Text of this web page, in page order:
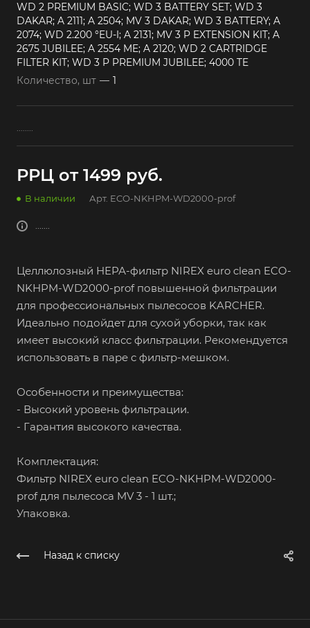
WD 2 PREMIUM BASIC; WD 3 BATTERY SET; WD 3
DAKAR; A 2111; A 2504; MV 3 DAKAR; WD 3 BATTERY; A
2074; WD 2.200 °EU-I; A 2131; MV 3 P EXTENSION KIT; A
2675 JUBILEE; A 2554 ME; A 2120; WD 2 CARTRIDGE
FILTER KIT; WD 3 P PREMIUM JUBILEE; 4000 TE
Количество, шт — 1
РРЦ от 1499 руб.
В наличии Арт. ECO-NKHPM-WD2000-prof
Целлюлозный НЕРА-фильтр NIREX euro clean ECO-
NKHPM-WD2000-prof повышенной фильтрации
для профессиональных пылесосов KARCHER.
Идеально подойдет для сухой уборки, так как
имеет высокий класс фильтрации. Рекомендуется
использовать в паре с фильтр-мешком.
Особенности и преимущества:
- Высокий уровень фильтрации.
- Гарантия высокого качества.
Комплектация:
Фильтр NIREX euro clean ECO-NKHPM-WD2000-
prof для пылесоса MV 3 - 1 шт.;
Упаковка.
Назад к списку